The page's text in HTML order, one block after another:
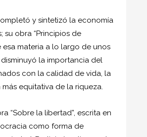
y sintetizó la economía
obra “Principios de
materia a lo largo de unos
la importancia del
con la calidad de vida, la
equitativa de la riqueza.
“Sobre la libertad”, escrita en
como forma de